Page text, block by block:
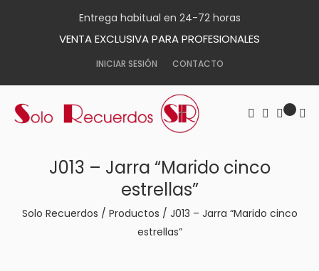
Entrega habitual en 24-72 horas
VENTA EXCLUSIVA PARA PROFESIONALES
INICIAR SESIÓN CONTACTO
J013 – Jarra “Marido cinco
estrellas”
Solo Recuerdos / Productos / J013 – Jarra “Marido cinco
estrellas”